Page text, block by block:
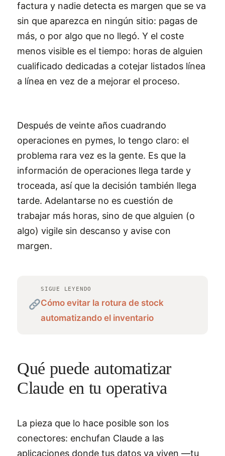
factura y nadie detecta es margen que se va
sin que aparezca en ningún sitio: pagas de
más, o por algo que no llegó. Y el coste
menos visible es el tiempo: horas de alguien
cualificado dedicadas a cotejar listados línea
a línea en vez de a mejorar el proceso.
Después de veinte años cuadrando
operaciones en pymes, lo tengo claro: el
problema rara vez es la gente. Es que la
información de operaciones llega tarde y
troceada, así que la decisión también llega
tarde. Adelantarse no es cuestión de
trabajar más horas, sino de que alguien (o
algo) vigile sin descanso y avise con
margen.
SIGUE LEYENDO
Cómo evitar la rotura de stock
automatizando el inventario
Qué puede automatizar
Claude en tu operativa
La pieza que lo hace posible son los
conectores: enchufan Claude a las
aplicaciones donde tus datos ya viven —tu